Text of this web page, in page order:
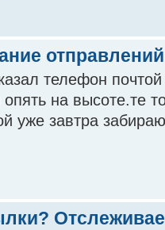
отправлений
телефон
на высоте.те
уже завтра